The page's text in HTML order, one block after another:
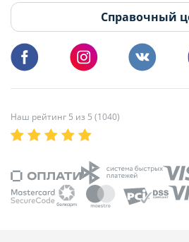
Пишите и звоните нам в будние дни с 8:00
Справочный
Наш рейтинг 5 из 5 (1040)